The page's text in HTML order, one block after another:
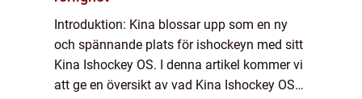
Introduktion: Kina blossar upp som en ny
och spännande plats för ishockeyn med sitt
Kina Ishockey OS. I denna artikel kommer vi
att ge en översikt av vad Kina Ishockey OS